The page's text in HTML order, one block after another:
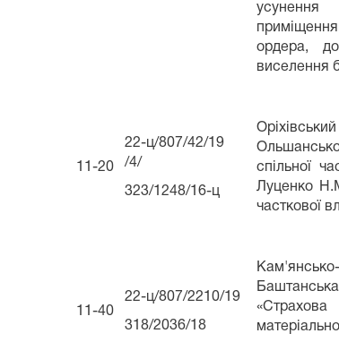
ордера,
виселення
11-20
22-ц/807/42/19
/4/
323/1248/16-ц
спільної
Луценко
часткової
11-40
22-ц/807/2210/19
318/2036/18
«Страхова